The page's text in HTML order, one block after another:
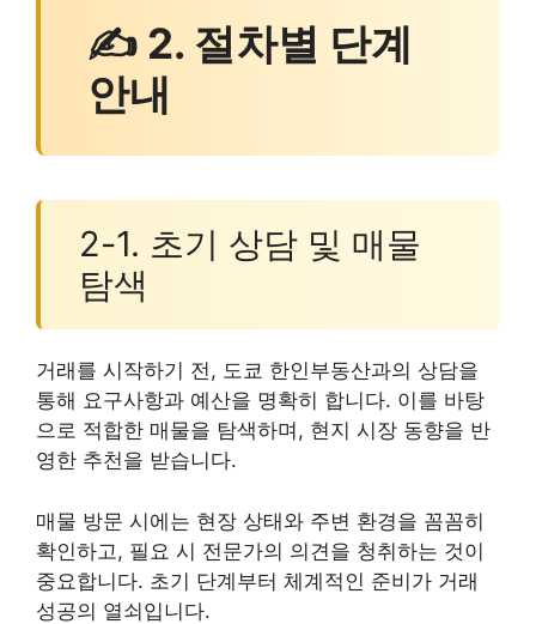
✍ 2. 절차별 단계
안내
2-1. 초기 상담 및 매물
탐색
거래를 시작하기 전, 도쿄 한인부동산과의 상담을
통해 요구사항과 예산을 명확히 합니다. 이를 바탕
으로 적합한 매물을 탐색하며, 현지 시장 동향을 반
영한 추천을 받습니다.
매물 방문 시에는 현장 상태와 주변 환경을 꼼꼼히
확인하고, 필요 시 전문가의 의견을 청취하는 것이
중요합니다. 초기 단계부터 체계적인 준비가 거래
성공의 열쇠입니다.